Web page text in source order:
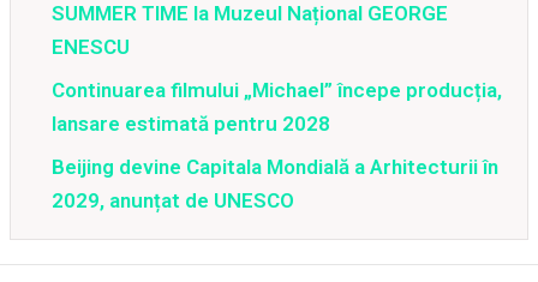
SUMMER TIME la Muzeul Național GEORGE
ENESCU
Continuarea filmului „Michael” începe producția,
lansare estimată pentru 2028
Beijing devine Capitala Mondială a Arhitecturii în
2029, anunțat de UNESCO